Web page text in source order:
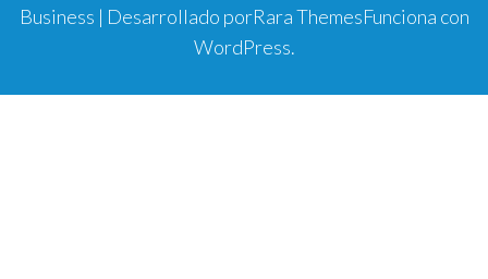
Business | Desarrollado porRara ThemesFunciona con
WordPress.